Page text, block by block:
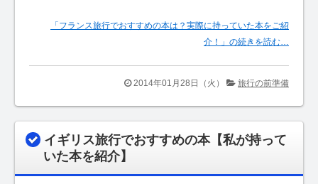
「フランス旅行でおすすめの本は？実際に持っていた本をご紹
介！」の続きを読む…
2014年01月28日（火） 旅行の前準備
イギリス旅行でおすすめの本【私が持って
いた本を紹介】